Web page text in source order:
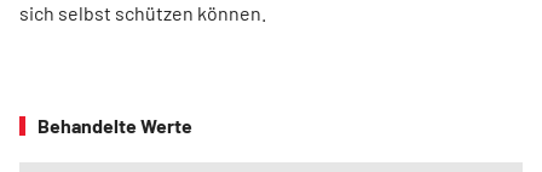
sich selbst schützen können.
Behandelte Werte